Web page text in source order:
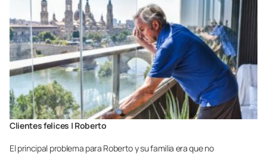
Clientes felices | Roberto
El principal problema para Roberto y su familia era que no